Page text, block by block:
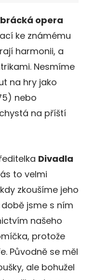
opera
ke známému
harmonii, a
Nesmíme
na hry jako
nebo
na příští
Divadla
to velmi
zkoušíme jeho
jsme s ním
našeho
protože
Původně se měl
ale bohužel